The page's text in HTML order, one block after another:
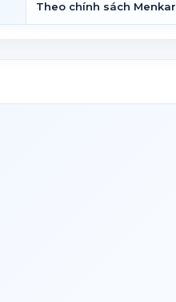
Theo chính sách Menkar